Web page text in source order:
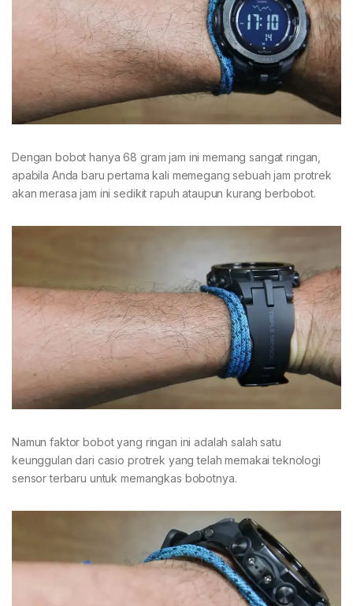
Dengan bobot hanya 68 gram jam ini memang sangat ringan,
apabila Anda baru pertama kali memegang sebuah jam protrek
akan merasa jam ini sedikit rapuh ataupun kurang berbobot.
Namun faktor bobot yang ringan ini adalah salah satu
keunggulan dari casio protrek yang telah memakai teknologi
sensor terbaru untuk memangkas bobotnya.